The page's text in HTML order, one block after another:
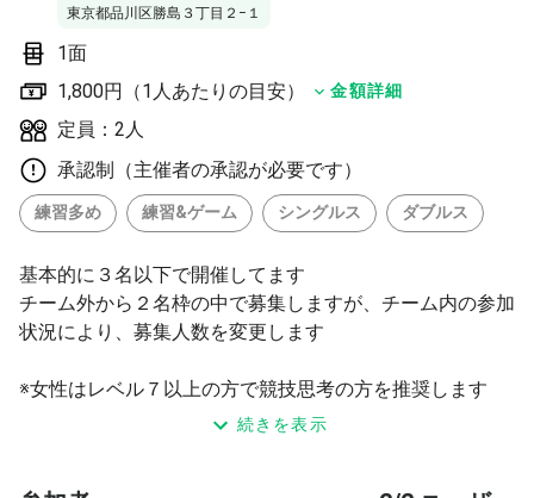
東京都品川区勝島３丁目２−１
1面
1,800円（1人あたりの目安）
金額詳細
定員：2人
承認制（主催者の承認が必要です）
練習多め 練習&ゲーム シングルス ダブルス
基本的に３名以下で開催してます
チーム外から２名枠の中で募集しますが、チーム内の参加
状況により、募集人数を変更します
※女性はレベル７以上の方で競技思考の方を推奨します
※主催者側の都合で募集を４名へ変更する場合がございま
続きを表示